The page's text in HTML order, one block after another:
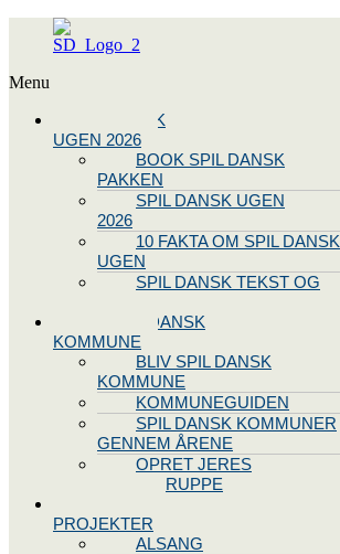
Menu
SPIL DANSK
UGEN 2026
BOOK SPIL DANSK
PAKKEN
SPIL DANSK UGEN
2026
10 FAKTA OM SPIL DANSK
UGEN
SPIL DANSK TEKST OG
BLIV SPIL DANSK
KOMMUNE
BLIV SPIL DANSK
KOMMUNE
KOMMUNEGUIDEN
SPIL DANSK KOMMUNER
GENNEM ÅRENE
OPRET JERES
STYREGRUPPE
PROJEKTER
ALSANG